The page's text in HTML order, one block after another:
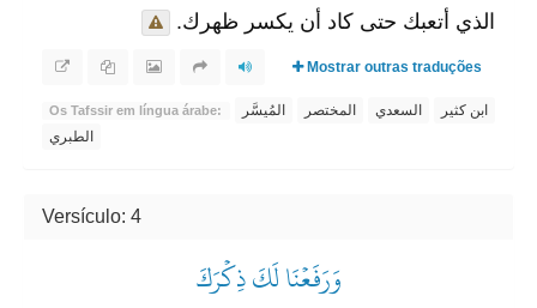
الذي أتعبك حتى كاد أن يكسر ظهرك.
Mostrar outras traduções
Os Tafssir em língua árabe: المُيسَّر المختصر السعدي
ابن كثير
الطبري
Versículo: 4
وَرَفَعۡنَا لَكَ ذِكۡرَكَ